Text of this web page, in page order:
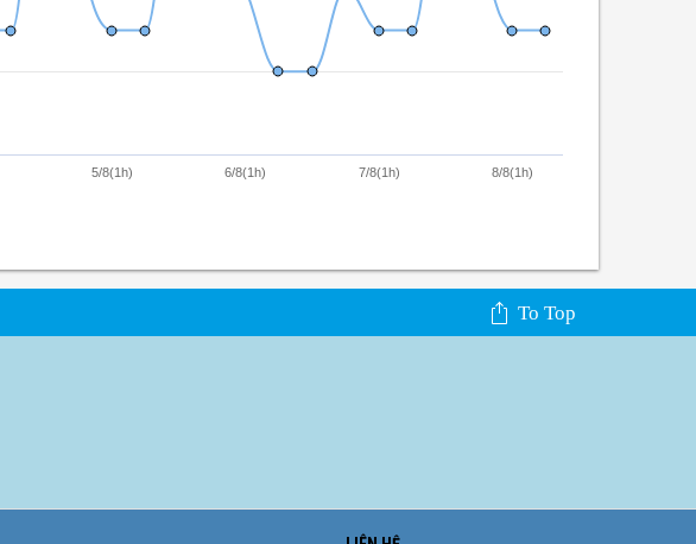
5/8(1h) 6/8(1h) 7/8(1h) 8/8(1h)
To Top